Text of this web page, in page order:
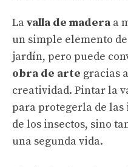
Lavalla de madera a
un simple elemento
jardín, pero puede
obra de arte gracias
creatividad. Pintar la
para protegerla de
de los insectos, sino
una segunda vida.